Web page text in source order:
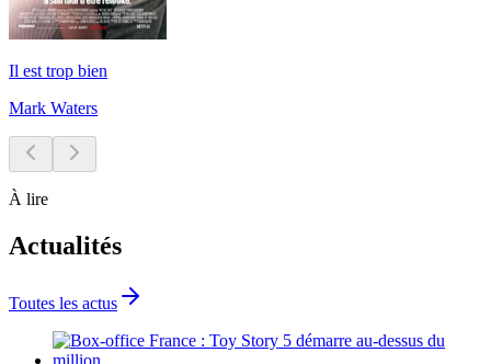
Il est trop bien
Mark Waters
À lire
Actualités
Toutes les actus